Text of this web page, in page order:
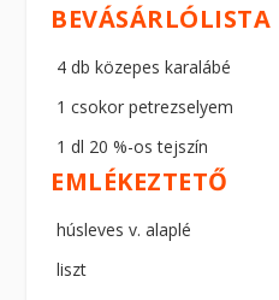
BEVÁSÁRLÓLISTA
4 db közepes karalábé
1 csokor petrezselyem
1 dl 20 %-os tejszín
EMLÉKEZTETŐ
húsleves v. alaplé
liszt